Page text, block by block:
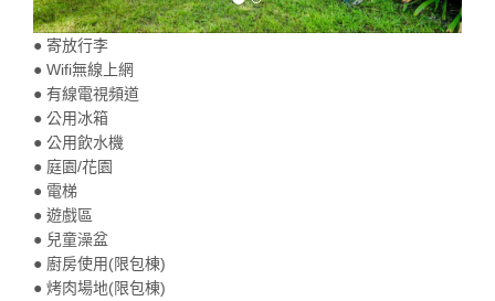
● 寄放行李
● Wifi無線上網
● 有線電視頻道
● 公用冰箱
● 公用飲水機
● 庭園/花園
● 電梯
● 遊戲區
● 兒童澡盆
● 廚房使用(限包棟)
● 烤肉場地(限包棟)